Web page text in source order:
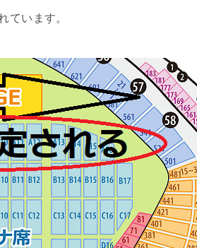
ています。